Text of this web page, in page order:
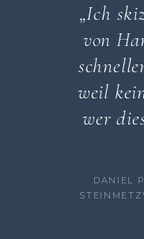
„Ich
von
weil
wer
DANIEL